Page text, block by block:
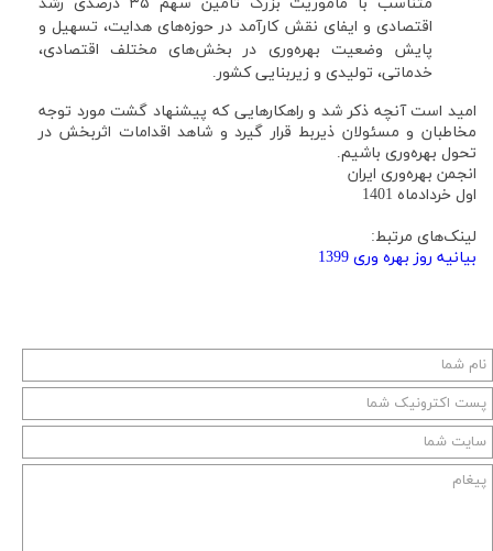
متناسب با ماموریت بزرگ تأمین سهم ۳۵ درصدی رشد
اقتصادی و ایفای نقش کارآمد در حوزه‌های هدایت، تسهیل و
پایش وضعیت بهره‌وری در بخش‌های مختلف اقتصادی،
خدماتی، تولیدی و زیربنایی کشور.
امید است آنچه ذکر شد و راهکارهایی که پیشنهاد گشت مورد توجه
مخاطبان و مسئولان ذیربط قرار گیرد و شاهد اقدامات اثربخش در
تحول بهره‌وری باشیم.
انجمن بهره‌وری ایران
اول خردادماه 1401
لینک‌های مرتبط:
بیانیه روز بهره وری 1399